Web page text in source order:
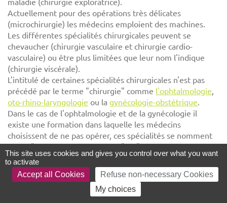
Actuellement pour des opérations très délicates
(microchirurgie) les médecins emploient des machines.
Les différentes spécialités chirurgicales peuvent se
chevaucher (chirurgie vasculaire et chirurgie cardio-
vasculaire) ou être plus limitées que leur nom l'indique
(chirurgie viscérale).
L'intitulé de certaines spécialités chirurgicales n'est pas
précédé par le terme "chirurgie" comme l'ophtalmologie,
oto-rhino-laryngologie ou la gynécologie-obstétrique.
Dans le cas de l'ophtalmologie et de la gynécologie il
existe une formation dans laquelle les médecins
choisissent de ne pas opérer, ces spécialités se nomment
alors : "ophtalmologie médicale" et "gynécologie
médicale".
Pour nommer la "chirurgie" ou le "chirurgien", les médecins
emploient familièrement l'expression : "chir".
This site uses cookies and gives you control over what you want
to activate
Accept all Cookies
Refuse non-necessary Cookies
My choices